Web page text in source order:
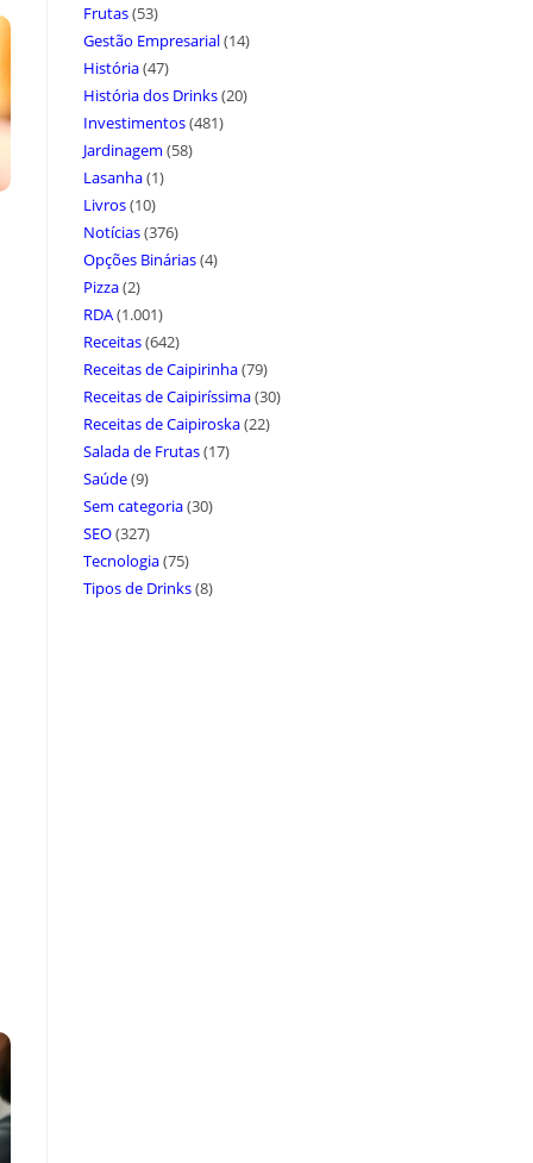
Frutas(53)
Gestão Empresarial(14)
História(47)
História dos Drinks(20)
Investimentos(481)
Jardinagem (58)
Lasanha(1)
Livros(10)
Notícias(376)
Opções Binárias(4)
Pizza(2)
RDA(1.001)
Receitas(642)
Receitas de Caipirinha(79)
Receitas de Caipiríssima(30)
Receitas de Caipiroska(22)
Salada de Frutas(17)
Saúde(9)
Sem categoria(30)
SEO(327)
Tecnologia(75)
Tipos de Drinks(8)